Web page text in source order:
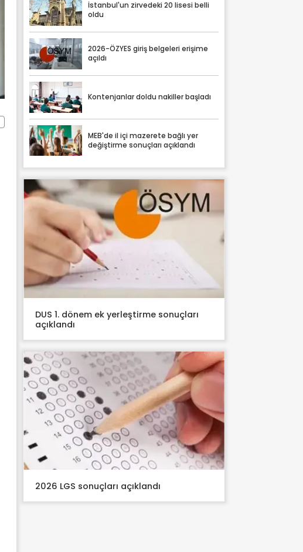
İstanbul'un zirvedeki 20 lisesi belli
oldu
2026-ÖZYES giriş belgeleri erişime
açıldı
Kontenjanlar doldu nakiller başladı
MEB'de il içi mazerete bağlı yer
değiştirme sonuçları açıklandı
DUS 1. dönem ek yerleştirme sonuçları
açıklandı
2026 LGS sonuçları açıklandı